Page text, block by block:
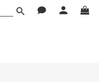
立即購買